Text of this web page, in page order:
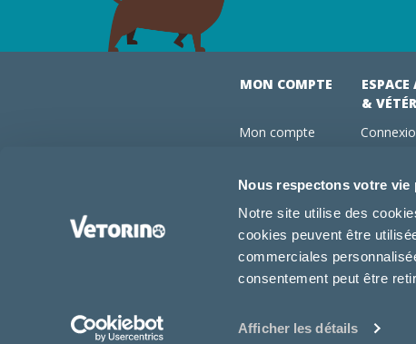
Nous respectons votre vie
Notre site utilise des
cookies peuvent être
commerciales
consentement peut être
Afficher les détails
MON COMPTE
Mon compte
Mes abonnements
Conseils vétos
FAQ
ESPACE
&
Devenir